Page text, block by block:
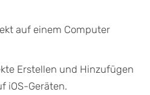
auf einem Computer
Erstellen und Hinzufügen
iOS-Geräten.